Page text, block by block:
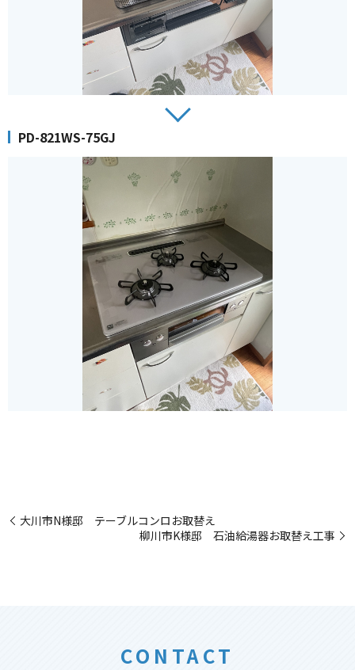
PD-821WS-75GJ
大川市N様邸 テーブルコンロお取替え
柳川市K様邸 石油給湯器お取替え工事
CONTACT